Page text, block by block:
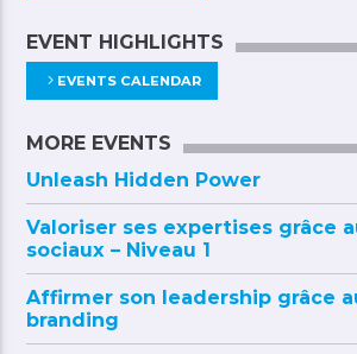
EVENT HIGHLIGHTS
EVENTS CALENDAR
MORE EVENTS
Unleash Hidden Power
Valoriser ses expertises grâce
sociaux – Niveau 1
Affirmer son leadership grâce
branding